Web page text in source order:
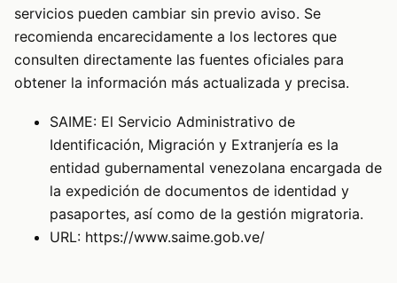
servicios pueden cambiar sin previo aviso. Se
recomienda encarecidamente a los lectores que
consulten directamente las fuentes oficiales para
obtener la información más actualizada y precisa.
SAIME: El Servicio Administrativo de
Identificación, Migración y Extranjería es la
entidad gubernamental venezolana encargada de
la expedición de documentos de identidad y
pasaportes, así como de la gestión migratoria.
URL: https://www.saime.gob.ve/